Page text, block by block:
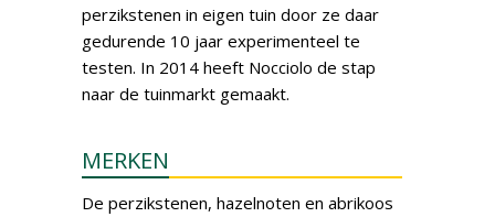
perzikstenen in eigen tuin door ze daar
gedurende 10 jaar experimenteel te
testen. In 2014 heeft Nocciolo de stap
naar de tuinmarkt gemaakt.
MERKEN
De perzikstenen, hazelnoten en abrikoos